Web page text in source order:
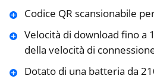
Codice QR scansionabile
Velocità di download fino a
della velocità di
Dotato di una batteria da